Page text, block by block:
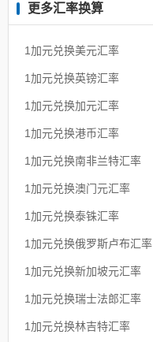
更多汇率换算
1加元兑换美元汇率
1加元兑换英镑汇率
1加元兑换加元汇率
1加元兑换港币汇率
1加元兑换南非兰特汇率
1加元兑换澳门元汇率
1加元兑换泰铢汇率
1加元兑换俄罗斯卢布汇率
1加元兑换新加坡元汇率
1加元兑换瑞士法郎汇率
1加元兑换林吉特汇率